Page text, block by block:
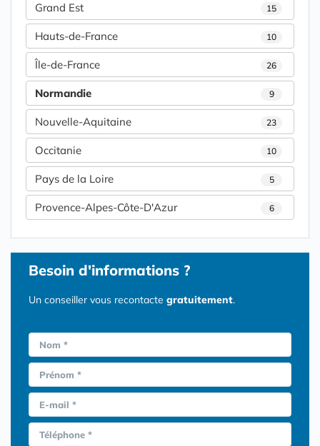
Grand Est 15
Hauts-de-France 10
Île-de-France 26
Normandie 9
Nouvelle-Aquitaine 23
Occitanie 10
Pays de la Loire 5
Provence-Alpes-Côte-D'Azur 6
Besoin d'informations ?
Un conseiller vous recontacte gratuitement.
Nom *
Prénom *
E-mail *
Téléphone *